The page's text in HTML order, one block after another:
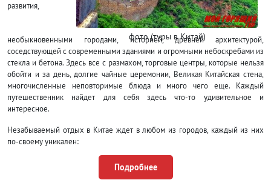
фото (туры в Китай)
развития,
необыкновенными городами, историей, древней архитектурой,
соседствующей с современными зданиями и огромными небоскребами из
стекла и бетона. Здесь все с размахом, торговые центры, которые нельзя
обойти и за день, долгие чайные церемонии, Великая Китайская стена,
многочисленные неповторимые блюда и много чего еще. Каждый
путешественник найдет для себя здесь что-то удивительное и
интересное.
Незабываемый отдых в Китае ждет в любом из городов, каждый из них
по-своему уникален:
по праву считается одним из древнейших городов в мире с
огромным количеством исторических и культурных
Подробнее